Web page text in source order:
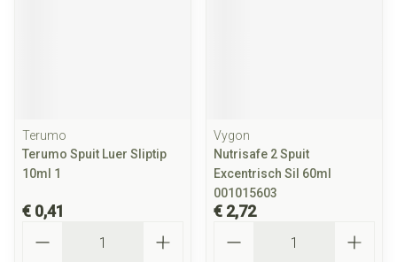
Terumo
Terumo Spuit Luer Sliptip
10ml 1
€ 0,41
Vygon
Nutrisafe 2 Spuit
Excentrisch Sil 60ml
001015603
€ 2,72